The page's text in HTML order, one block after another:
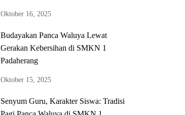
Oktober 16, 2025
Budayakan Panca Waluya Lewat
Gerakan Kebersihan di SMKN 1
Padaherang
Oktober 15, 2025
Senyum Guru, Karakter Siswa: Tradisi